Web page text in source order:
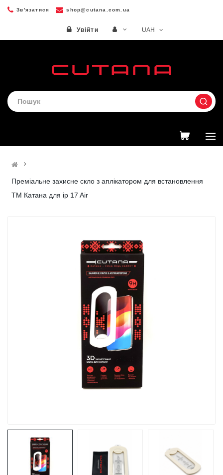
Зв'язатися shop@cutana.com.ua
Увійти
Преміальне захисне скло з аплікатором для встановлення
ТМ Катана для ip 17 Air